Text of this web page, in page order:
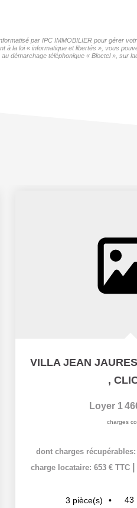
par IPC IMMOBILIER pour gérer
à la loi « informatique et libertés », vous
démarchage téléphonique « Bloctel », sur
,
Loyer 1
charges
dont charges
charge locataire: 653 € TTC
3 pièce(s) 43